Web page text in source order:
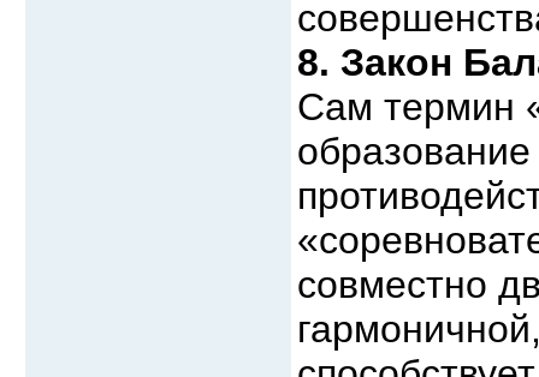
8. Закон
Сам термин
совместно